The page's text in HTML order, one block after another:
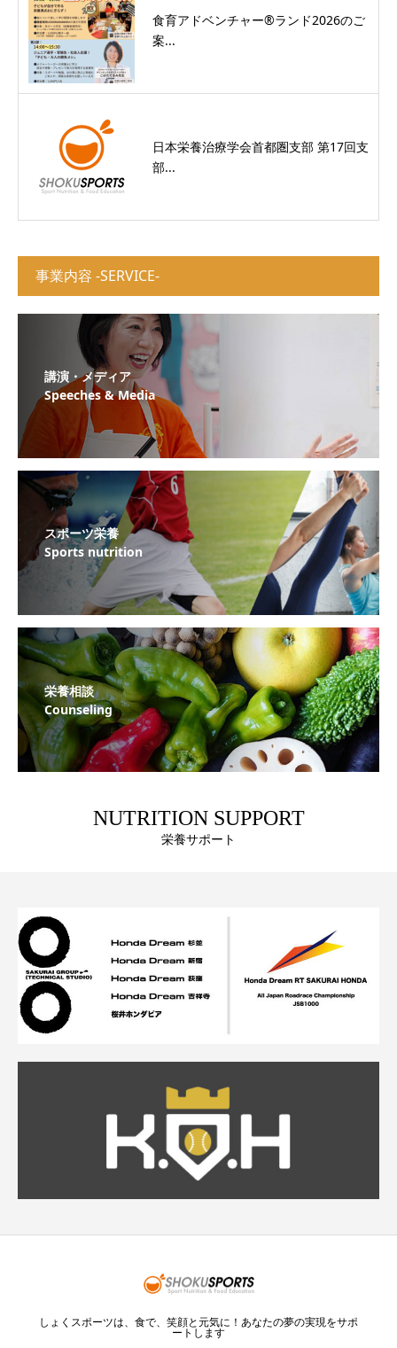
食育アドベンチャー®ランド2026のご
案...
日本栄養治療学会首都圏支部 第17回支
部...
事業内容 -SERVICE-
講演・メディア
Speeches & Media
スポーツ栄養
Sports nutrition
栄養相談
Counseling
NUTRITION SUPPORT
栄養サポート
しょくスポーツは、食で、笑顔と元気に！あなたの夢の実現をサポ
ートします